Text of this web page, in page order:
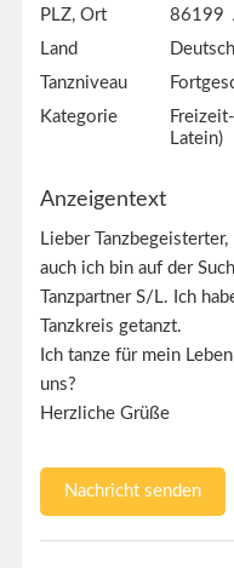
PLZ, Ort
86199
Land
Tanzniveau
Kategorie
Latein)
Anzeigentext
Lieber Tanzbegeisterter,
auch ich bin auf der
Tanzpartner S/L. Ich
Tanzkreis getanzt.
Ich tanze für mein
uns?
Herzliche Grüße
Nachricht senden